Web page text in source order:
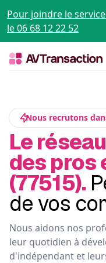
Pour joindre le
le 06 68 12 22 52
Nous recrutons
Le
des pros
(77515).
de vos
Nous aidons nos
leur quotidien à
d'indépendant et